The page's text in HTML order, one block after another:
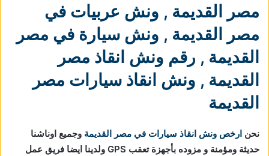
مصر القديمة , ونش عربيات في
مصر القديمة , ونش سيارة في مصر
القديمة , رقم ونش انقاذ مصر
القديمة , ونش انقاذ سيارات مصر
القديمة
نحن ارخص ونش انقاذ سيارات في مصر القديمة وجميع اوناشنا
حديثة ومؤمنة و مزوده بأجهزة تعقب GPS ولدينا ايضا فريق عمل